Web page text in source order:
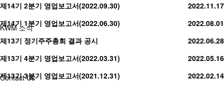
KWM 소식
Contact Us
2022.11.17
제14기 2분기 영업보고서(2022.09.30)
2022.08.01
제14기 1분기 영업보고서(2022.06.30)
2022.06.28
제13기 정기주주총회 결과 공시
2022.05.16
제13기 4분기 영업보고서(2022.03.31)
2022.02.14
제13기 3분기 영업보고서(2021.12.31)